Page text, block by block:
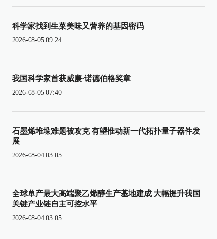
科学家找到生菜美味又营养的基因密码
2026-08-05 09:24
我国科学家首获威廉·诺德伯格奖章
2026-08-05 07:40
石墨烯堆垛难题被攻克 有望推动新一代拓扑量子器件发
展
2026-08-04 03:05
全球单产最大高端聚乙烯醇生产基地建成 大幅提升我国
关键产业链自主可控水平
2026-08-04 03:05